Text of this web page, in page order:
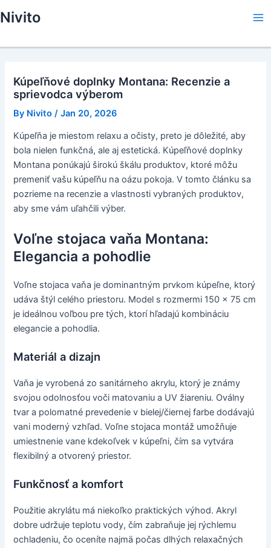
to
Nivito
Kúpeľňové doplnky Montana: Recenzie a
sprievodca výberom
By Nivito /Jan 20, 2026
Kúpeľňa je miestom relaxu a očisty, preto je dôležité, aby
bola nielen funkčná, ale aj estetická. Kúpeľňové doplnky
Montana ponúkajú širokú škálu produktov, ktoré môžu
premeniť vašu kúpeľňu na oázu pokoja. V tomto článku sa
pozrieme na recenzie a vlastnosti vybraných produktov,
aby sme vám uľahčili výber.
Voľne stojaca vaňa Montana:
Elegancia a pohodlie
Voľne stojaca vaňa je dominantným prvkom kúpeľne, ktorý
udáva štýl celého priestoru. Model s rozmermi 150 x 75 cm
je ideálnou voľbou pre tých, ktorí hľadajú kombináciu
elegancie a pohodlia.
Materiál a dizajn
Vaňa je vyrobená zo sanitárneho akrylu, ktorý je známy
svojou odolnosťou voči matovaniu a UV žiareniu. Oválny
tvar a polomatné prevedenie v bielej/čiernej farbe dodávajú
vani moderný vzhľad. Voľne stojaca montáž umožňuje
umiestnenie vane kdekoľvek v kúpeľni, čím sa vytvára
flexibilný a otvorený priestor.
Funkčnosť a komfort
Použitie akrylátu má niekoľko praktických výhod. Akryl
dobre udržuje teplotu vody, čím zabraňuje jej rýchlemu
ochladeniu, čo oceníte najmä počas dlhých relaxačných